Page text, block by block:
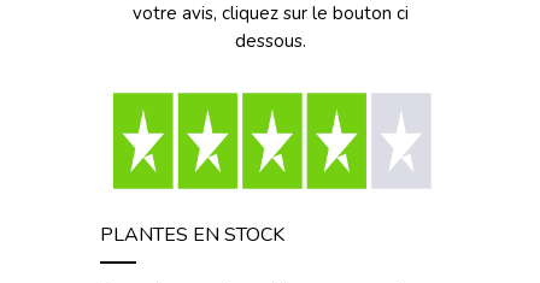
votre avis, cliquez sur le bouton ci
dessous.
PLANTES EN STOCK